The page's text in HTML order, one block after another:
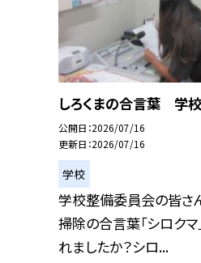
しろくまの合言葉 学
公開日 2026/07/16
更新日 2026/07/16
学校
学校整備委員会の皆さ
掃除の合言葉「シロクマ
れましたか？シロ...